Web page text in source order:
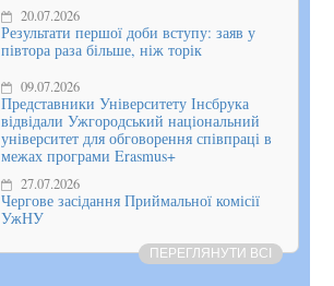
20.07.2026
Результати першої доби вступу: заяв у
півтора раза більше, ніж торік
09.07.2026
Представники Університету Інсбрука
відвідали Ужгородський національний
університет для обговорення співпраці в
межах програми Erasmus+
27.07.2026
Чергове засідання Приймальної комісії
УжНУ
ПЕРЕГЛЯНУТИ ВСІ